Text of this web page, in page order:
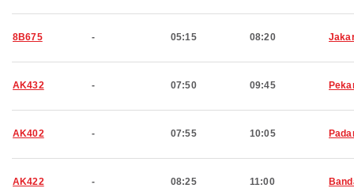
8B675 - 05:15 08:20
AK432 - 07:50 09:45
AK402 - 07:55 10:05
AK422 - 08:25 11:00